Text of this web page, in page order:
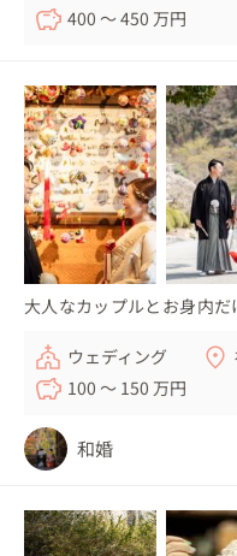
400 〜 450 万円
大人なカップルとお身内
ウェディング
100 〜 150 万円
和婚